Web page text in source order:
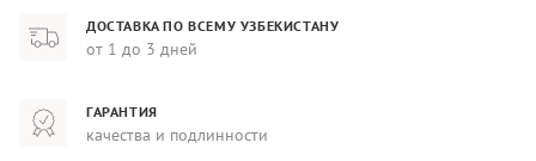
ДОСТАВКА ПО ВСЕМУ УЗБЕКИСТАНУ
от 1 до 3 дней
ГАРАНТИЯ
качества и подлинности